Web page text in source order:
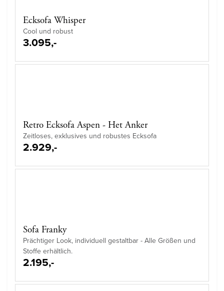
Ecksofa Whisper
Cool und robust
3.095,-
Retro Ecksofa Aspen - Het Anker
Zeitloses, exklusives und robustes Ecksofa
2.929,-
Sofa Franky
Prächtiger Look, individuell gestaltbar - Alle Größen und
Stoffe erhältlich.
2.195,-